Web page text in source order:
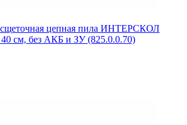
цепная пила ИНТЕРСКОЛ
см, без АКБ и ЗУ (825.0.0.70)